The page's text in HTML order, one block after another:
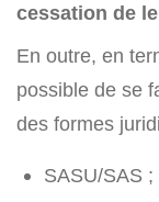
cessation de
En outre, en
possible de se
des formes
SASU/SAS ;